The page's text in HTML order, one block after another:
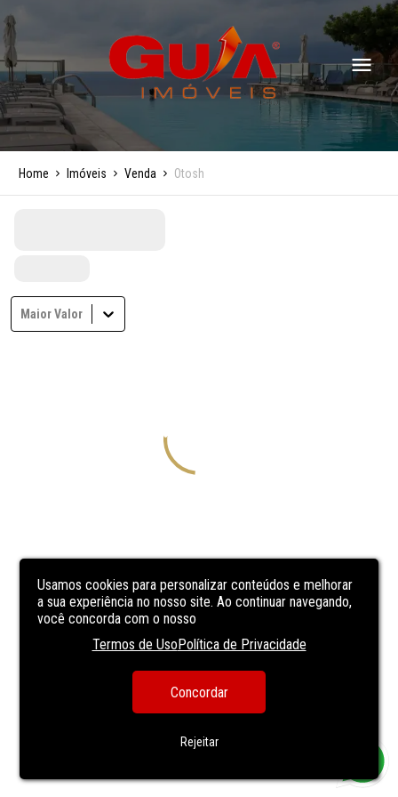
Usamos cookies para personalizar conteúdos e melhorar
a sua experiência no nosso site. Ao continuar navegando,
você concorda com o nosso
Termos de UsoPolítica de Privacidade
Concordar
Rejeitar
Home Imóveis Venda Otosh
Maior Valor